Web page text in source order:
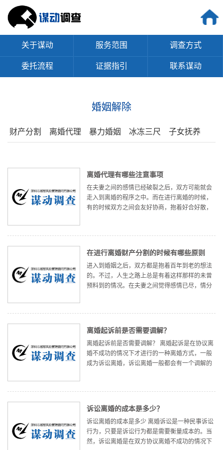
关于谋动 服务范围 调查方式
委托流程 证据指引 联系谋动
婚姻解除
财产分割 离婚代理 暴力婚姻 冰冻三尺 子女抚养
离婚代理有哪些注意事项
在夫妻之间的感情已经破裂之后，双方可能就会
走入到离婚的程序之中。而在进行离婚的时候，
有的时候双方之间会友好协商，抱着好合好散，
突，而且还涉及到了财产纠纷的
在进行离婚财产分割的时候有哪些原则
进入到婚姻之后，双方都是抱着百年到老的想法
的。不过，人生之路上总是有着这样那样的未曾
预料到的情况。在夫妻之间觉得感情已尽，情分
婚姻关系之外，还要涉及到具体
离婚起诉前是否需要调解？
离婚起诉前是否需要调解？ 离婚起诉是在协议离
婚不成功的情况下才进行的一种离婚方式，一般
成为诉讼离婚，诉讼离婚一般都会有一个调解的
可能是否可以挽救。另外，如
诉讼离婚的成本是多少？
诉讼离婚的成本是多少 离婚诉讼是一种民事诉讼
行为，只要是诉讼行为都是需要衡量成本的。当
然，诉讼离婚是在双方协议离婚不成功的情况下